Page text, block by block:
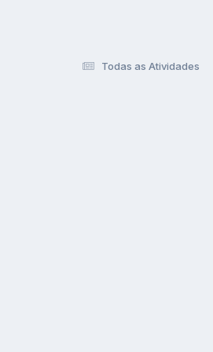
Todas as Atividades